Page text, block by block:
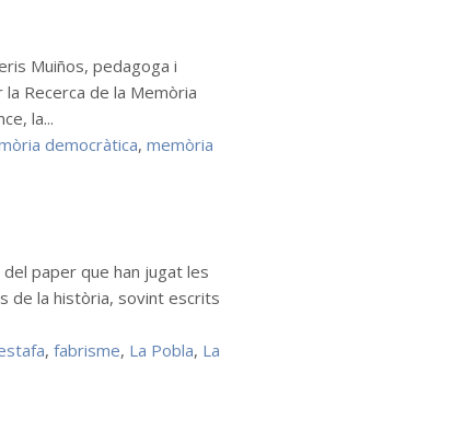
Muiños, pedagoga i
Recerca de la Memòria
la...
democràtica, memòria
paper que han jugat les
de la història, sovint escrits
, fabrisme, La Pobla, La